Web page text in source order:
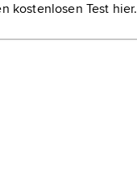
kostenlosen Test hier.